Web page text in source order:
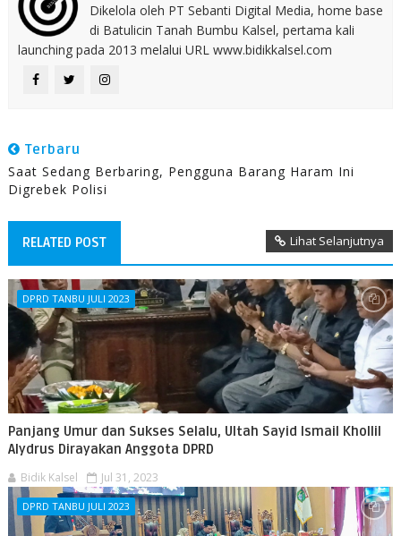
Dikelola oleh PT Sebanti Digital Media, home base
di Batulicin Tanah Bumbu Kalsel, pertama kali
launching pada 2013 melalui URL www.bidikkalsel.com
Terbaru
Saat Sedang Berbaring, Pengguna Barang Haram Ini
Digrebek Polisi
RELATED POST Lihat Selanjutnya
DPRD TANBU JULI 2023
Panjang Umur dan Sukses Selalu, Ultah Sayid Ismail Khollil
Alydrus Dirayakan Anggota DPRD
Bidik Kalsel Jul 31, 2023
DPRD TANBU JULI 2023